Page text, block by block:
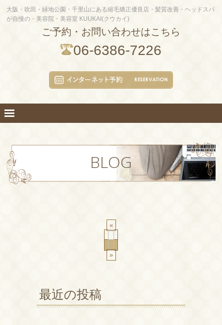
大阪・吹田・緑地公園・千里山にある縮毛矯正優良店・髪質改善・ヘッドスパ
が自慢の・美容院・美容室 KUUKAI(クウカイ)
ご予約・お問い合わせはこちら
06-6386-7226
BLOG
«
»
最近の投稿